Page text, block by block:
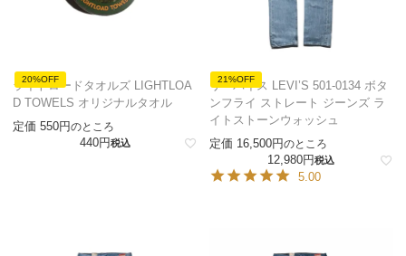
20%OFF
ライトロードタオルズ LIGHTLOA
D TOWELS オリジナルタオル
定価 550 のところ
440 税込
21%OFF
リーバイス LEVI’S 501-0134 ボタ
ンフライ ストレート ジーンズ ラ
イトストーンウォッシュ
定価 16,500 のところ
12,980 税込
5.00